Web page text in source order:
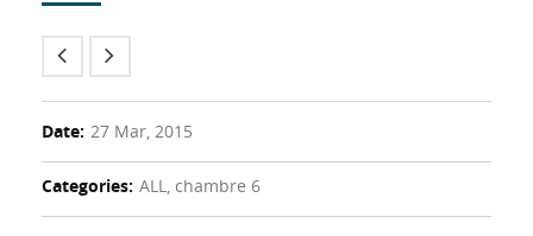
Date: 27 Mar, 2015
Categories: ALL, chambre 6